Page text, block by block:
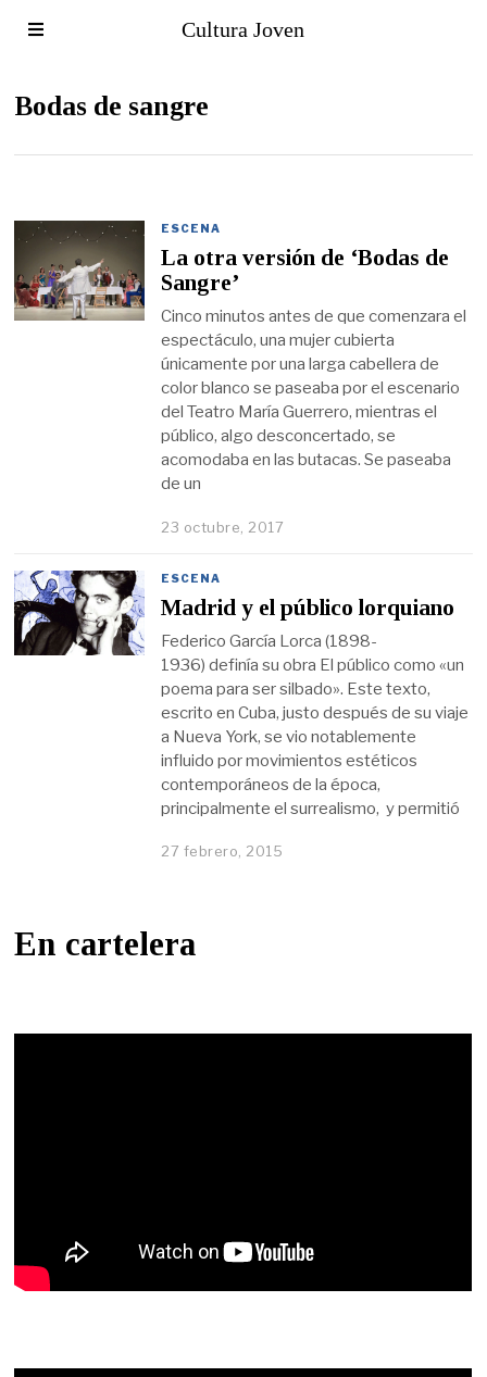
Cultura Joven
Bodas de sangre
ESCENA
La otra versión de ‘Bodas de
Sangre’
Cinco minutos antes de que comenzara el
espectáculo, una mujer cubierta
únicamente por una larga cabellera de
color blanco se paseaba por el escenario
del Teatro María Guerrero, mientras el
público, algo desconcertado, se
acomodaba en las butacas. Se paseaba
de un
23 octubre, 2017
ESCENA
Madrid y el público lorquiano
Federico García Lorca (1898-
1936) definía su obra El público como «un
poema para ser silbado». Este texto,
escrito en Cuba, justo después de su viaje
a Nueva York, se vio notablemente
influido por movimientos estéticos
contemporáneos de la época,
principalmente el surrealismo, y permitió
27 febrero, 2015
En cartelera